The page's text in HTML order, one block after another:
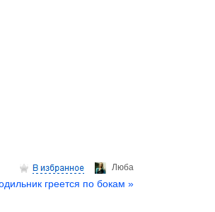
Люба
греется по бокам »